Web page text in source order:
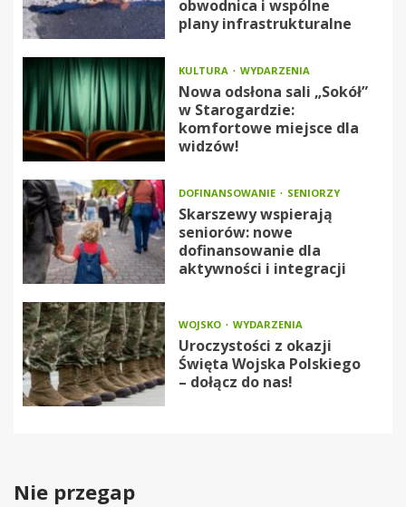
obwodnica i wspólne
plany infrastrukturalne
KULTURA WYDARZENIA
Nowa odsłona sali „Sokół”
w Starogardzie:
komfortowe miejsce dla
widzów!
DOFINANSOWANIE SENIORZY
Skarszewy wspierają
seniorów: nowe
dofinansowanie dla
aktywności i integracji
WOJSKO WYDARZENIA
Uroczystości z okazji
Święta Wojska Polskiego
– dołącz do nas!
Nie przegap